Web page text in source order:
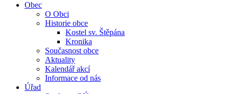
Obec
O Obci
Historie obce
Kostel sv. Štěpána
Kronika
Současnost obce
Aktuality
Kalendář akcí
Informace od nás
Úřad